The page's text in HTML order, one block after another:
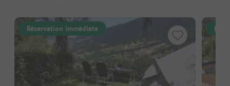
Réservation immédiate